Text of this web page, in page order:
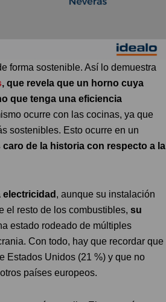
forma sostenible. Así lo demuestra
, que revela que un horno cuya
que tenga una eficiencia
ocurre con las cocinas, ya que
sostenibles. Esto ocurre en un
de la historia con respecto a la
electricidad , aunque su instalación
el resto de los combustibles, su
estado rodeado de múltiples
Con todo, hay que recordar que
Estados Unidos (21 %) y que no
países europeos.